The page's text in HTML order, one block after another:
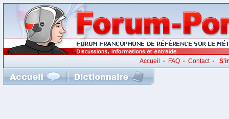
Accueil • FAQ •Contact•